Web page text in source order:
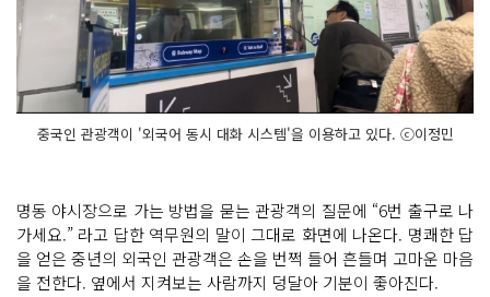
중국인 관광객이 '외국어 동시 대화 시스템'을 이용하고 있다. ⓒ이정민
명동 야시장으로 가는 방법을 묻는 관광객의 질문에 “6번 출구로 나
가세요.” 라고 답한 역무원의 말이 그대로 화면에 나온다. 명쾌한 답
을 얻은 중년의 외국인 관광객은 손을 번쩍 들어 흔들며 고마운 마음
을 전한다. 옆에서 지켜보는 사람까지 덩달아 기분이 좋아진다.